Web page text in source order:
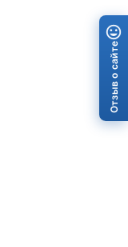
Отзыв о сайте